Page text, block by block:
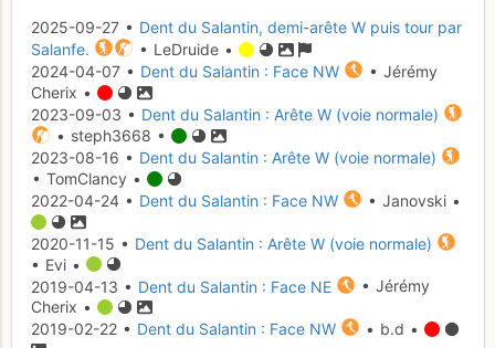
2025-09-27 • Dent du Salantin, demi-arête W puis tour par
Salanfe.
• LeDruide •
2024-04-07 • Dent du Salantin : Face NW
• Jérémy
Cherix •
2023-09-03 • Dent du Salantin : Arête W (voie normale)
• steph3668 •
2023-08-16 • Dent du Salantin : Arête W (voie normale)
• TomClancy •
2022-04-24 • Dent du Salantin : Face NW • Janovski •
2020-11-15 • Dent du Salantin : Arête W (voie normale)
• Evi •
2019-04-13 • Dent du Salantin : Face NE
• Jérémy
Cherix •
2019-02-22 • Dent du Salantin : Face NW • b.d •